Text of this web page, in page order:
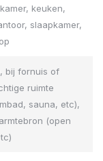
keuken,
slaapkamer,
bij fornuis of
ruimte
sauna, etc),
(open